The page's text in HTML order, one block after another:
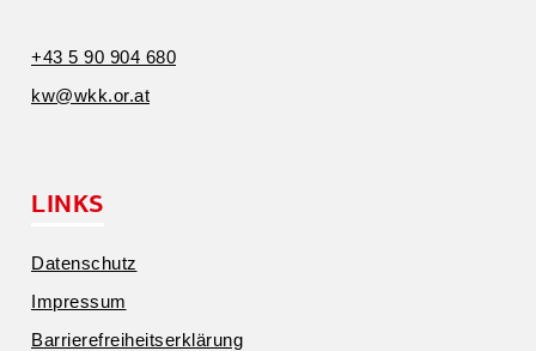
+43 5 90 904 680
kw@​wkk.​or.​at
LINKS
Daten­schutz
Impressum
Barrie­re­frei­heits­er­klärung